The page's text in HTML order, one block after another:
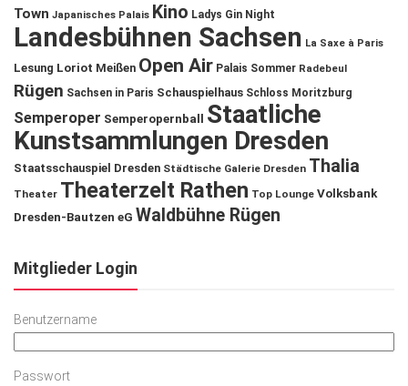
Town Japanisches Palais Kino Ladys Gin Night
Landesbühnen Sachsen La Saxe à Paris
Lesung Loriot Meißen Open Air Palais Sommer Radebeul
Rügen Sachsen in Paris Schauspielhaus Schloss Moritzburg
Semperoper Semperopernball
Staatliche
Kunstsammlungen Dresden
Staatsschauspiel Dresden Städtische Galerie Dresden Thalia
Theater Theaterzelt Rathen Top Lounge Volksbank
Dresden-Bautzen eG Waldbühne Rügen
Mitglieder Login
Benutzername
Passwort